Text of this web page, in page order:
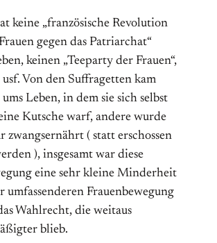
keine „französische Revolution
gegen das Patriarchat“
keinen „Teeparty der Frauen“,
usf. Von den Suffragetten kam
ums Leben, in dem sie sich selbst
Kutsche warf, andere wurde
zwangsernährt ( statt erschossen
), insgesamt war diese
eine sehr kleine Minderheit
umfassenderen Frauenbewegung
Wahlrecht, die weitaus
blieb.